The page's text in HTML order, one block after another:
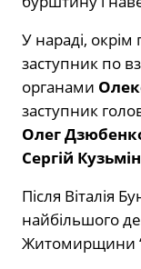
У нараді,
заступник по
органами
заступник
Олег
Сергій
Після Віталія
найбільшого
Житомирщини